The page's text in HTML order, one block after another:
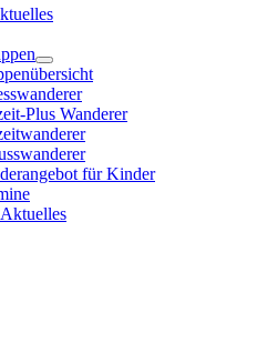
Plus Wanderer
für Kinder